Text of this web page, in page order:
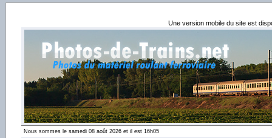
Une version mobile du site est
Nous sommes le samedi 08 août 2026 et il est 16h05